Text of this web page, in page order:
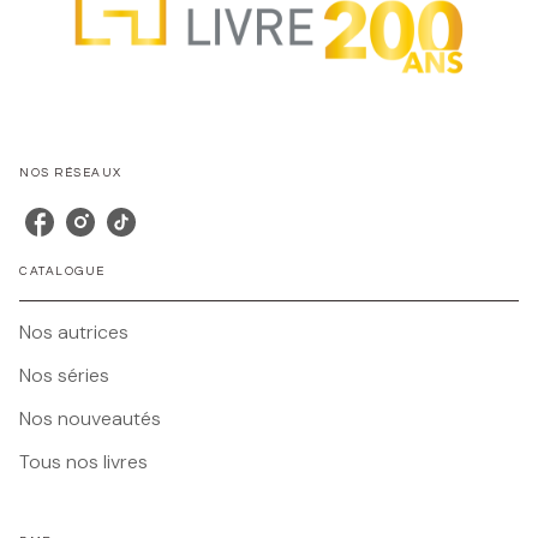
NOS RÉSEAUX
CATALOGUE
Nos autrices
Nos séries
Nos nouveautés
Tous nos livres